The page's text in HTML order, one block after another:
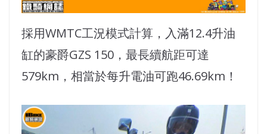
採用WMTC工況模式計算，入滿12.4升油
缸的豪爵GZS 150，最長續航距可達
579km，相當於每升電油可跑46.69km！